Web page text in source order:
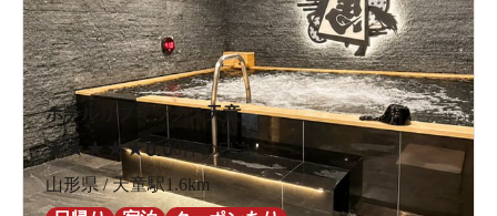
ホテルリブマックス天童
★★★ ★★0.00件の口コミ
山形県 / 天童駅1.6km